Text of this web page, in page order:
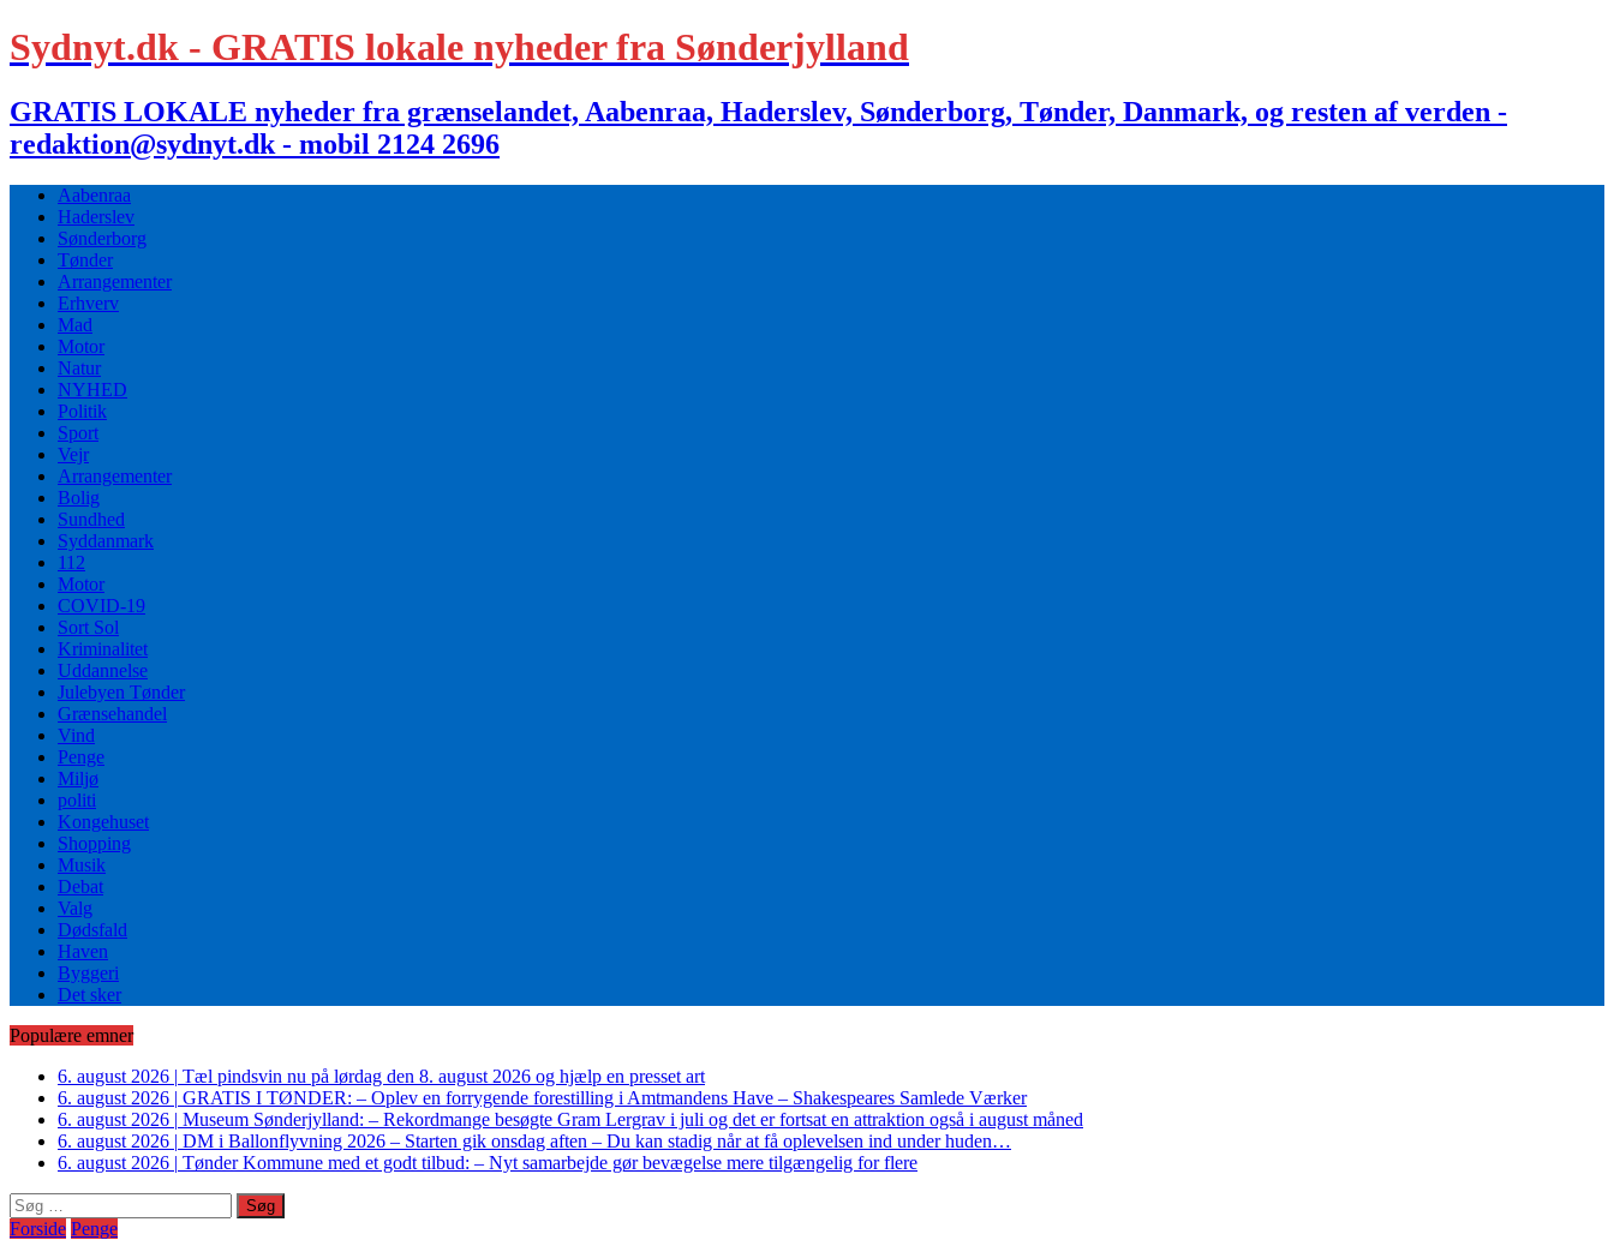
Sydnyt.dk - GRATIS lokale nyheder fra Sønderjylland
GRATIS LOKALE nyheder fra grænselandet, Aabenraa, Haderslev, Sønderborg, Tønder, Danmark, og resten af verden -
redaktion@sydnyt.dk - mobil 2124 2696
Aabenraa
Haderslev
Sønderborg
Tønder
Arrangementer
Erhverv
Mad
Motor
Natur
NYHED
Politik
Sport
Vejr
Arrangementer
Bolig
Sundhed
Syddanmark
112
Motor
COVID-19
Sort Sol
Kriminalitet
Uddannelse
Julebyen Tønder
Grænsehandel
Vind
Penge
Miljø
politi
Kongehuset
Shopping
Musik
Debat
Valg
Dødsfald
Haven
Byggeri
Det sker
Populære emner
6. august 2026 | Tæl pindsvin nu på lørdag den 8. august 2026 og hjælp en presset art
6. august 2026 | GRATIS I TØNDER: – Oplev en forrygende forestilling i Amtmandens Have – Shakespeares Samlede Værker
6. august 2026 | Museum Sønderjylland: – Rekordmange besøgte Gram Lergrav i juli og det er fortsat en attraktion også i august måned
6. august 2026 | DM i Ballonflyvning 2026 – Starten gik onsdag aften – Du kan stadig når at få oplevelsen ind under huden…
6. august 2026 | Tønder Kommune med et godt tilbud: – Nyt samarbejde gør bevægelse mere tilgængelig for flere
Søg
efter:
Forside Penge